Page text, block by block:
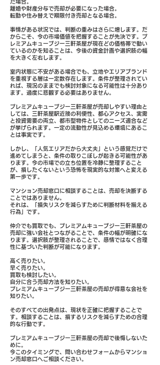
た場合。
離婚や財産分与で売却が必要になった場合。
転勤や住み替えで期限付き売却となる場合。
事情がある状況では、判断の重みはさらに増します。だ
からこそ、今の市場価値を把握することが先決です。プ
レミアムキューブジー三軒茶屋が現在どの価格帯で動い
ているのかを知ることは、今後の資金計画や選択肢の幅
を大きく左右します。
室内状態に不安がある場合でも、立地やエリアブランド
を重視する層は一定数存在します。条件が整理されてい
れば、現況のままでも検討対象になる可能性は十分あり
ます。過度に悲観する必要はありません。
プレミアムキューブジー三軒茶屋が売却しやすい理由と
しては、三軒茶屋駅近接の利便性、都心アクセス、実需
と投資需要の両立、都市型物件としてのニーズ適合など
が挙げられます。一定の流動性が見込める環境にあるこ
とは事実です。
しかし、「人気エリアだから大丈夫」という感覚だけで
進めてしまうと、条件の取りこぼしが起きる可能性があ
ります。今の市場での立ち位置を冷静に整理すること
が、損したくないという恐怖を現実的な対策へと変える
第一歩です。
マンション売却窓口に相談することは、売却を決断する
ことではありません。
それは、「損失リスクを減らすために判断材料を揃える
行為」です。
仲介でも買取でも、プレミアムキューブジー三軒茶屋の
売却に強い会社とつながることで、条件の幅が明確にな
ります。選択肢が整理されることで、感情ではなく合理
性に基づいた判断が可能になります。
高く売りたい。
早く売りたい。
買取も検討したい。
自分に合う売却方法を知りたい。
プレミアムキューブジー三軒茶屋の売却が得意な会社を
知りたい。
そのすべての出発点は、現状を正確に把握することで
す。相談することは、損するリスクを減らすための合理
的な行動です。
プレミアムキューブジー三軒茶屋の売却で後悔しないた
めに。
今このタイミングで、問い合わせフォームからマンショ
ン売却窓口へご相談ください。